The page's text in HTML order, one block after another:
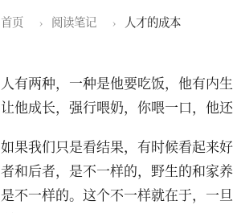
首页 › 阅读笔记 › 人才的成本
人有两种，一种是他要吃饭，他有内
让他成长，强行喂奶，你喂一口，他还
如果我们只是看结果，有时候看起来
者和后者，是不一样的，野生的和家
是不一样的。这个不一样就在于，一